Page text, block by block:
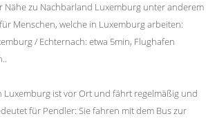
Nähe zu Nachbarland Luxemburg unter anderem
Menschen, welche in Luxemburg arbeiten:
/ Echternach: etwa 5min, Flughafen
Luxemburg ist vor Ort und fährt regelmäßig und
für Pendler: Sie fahren mit dem Bus zur